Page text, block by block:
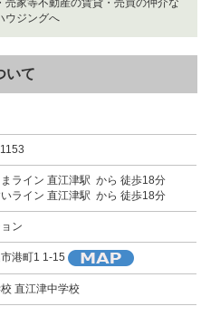
家等不動産の賃貸・売買の仲介な
ウジングへ
いて
ライン 直江津駅 から 徒歩18分
ライン 直江津駅 から 徒歩18分
ン
港町1 1-15
直江津中学校